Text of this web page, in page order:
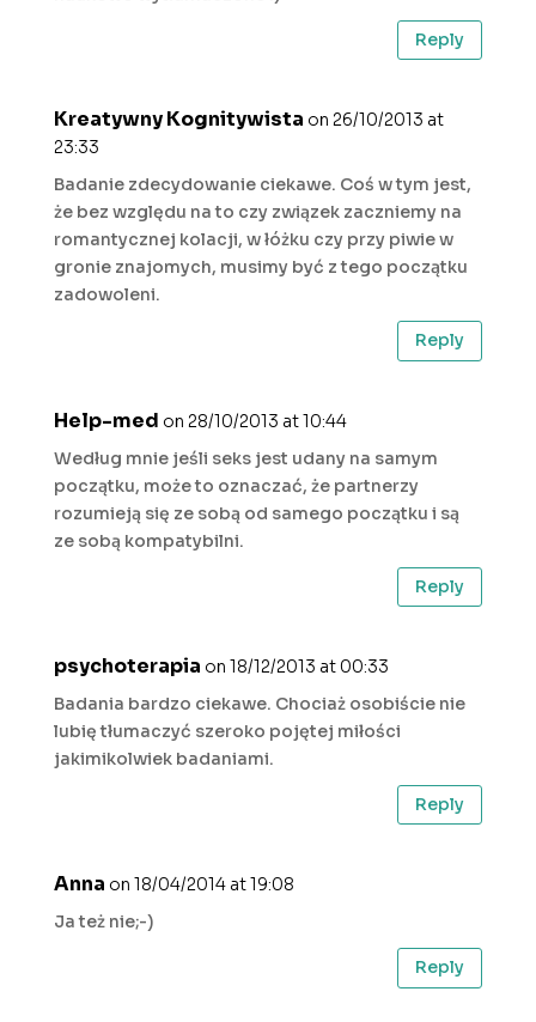
Reply
Kreatywny Kognitywista on 26/10/2013 at
23:33
Badanie zdecydowanie ciekawe. Coś w tym jest,
że bez względu na to czy związek zaczniemy na
romantycznej kolacji, w łóżku czy przy piwie w
gronie znajomych, musimy być z tego początku
zadowoleni.
Reply
Help-med on 28/10/2013 at 10:44
Według mnie jeśli seks jest udany na samym
początku, może to oznaczać, że partnerzy
rozumieją się ze sobą od samego początku i są
ze sobą kompatybilni.
Reply
psychoterapia on 18/12/2013 at 00:33
Badania bardzo ciekawe. Chociaż osobiście nie
lubię tłumaczyć szeroko pojętej miłości
jakimikolwiek badaniami.
Reply
Anna on 18/04/2014 at 19:08
Ja też nie;-)
Reply